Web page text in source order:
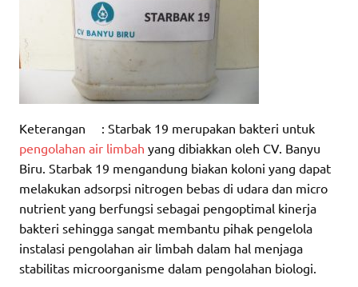
Keterangan : Starbak 19 merupakan bakteri untuk
pengolahan air limbah yang dibiakkan oleh CV. Banyu
Biru. Starbak 19 mengandung biakan koloni yang dapat
melakukan adsorpsi nitrogen bebas di udara dan micro
nutrient yang berfungsi sebagai pengoptimal kinerja
bakteri sehingga sangat membantu pihak pengelola
instalasi pengolahan air limbah dalam hal menjaga
stabilitas microorganisme dalam pengolahan biologi.